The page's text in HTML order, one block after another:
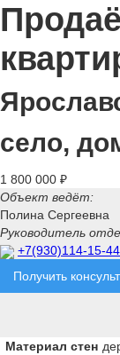
село,
1 800 000 ₽
Объект ведёт:
Полина Сергеевна
Руководитель
+7(930)114-15-44
Получить
Материал стен